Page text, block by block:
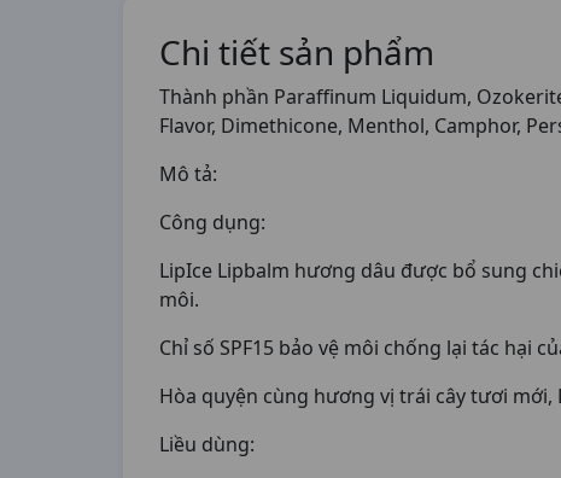
Chi tiết sản phẩm
Thành phần Paraffinum Liquidum,
Flavor, Dimethicone, Menthol, Camphor,
Mô tả:
Công dụng:
LipIce Lipbalm hương dâu được bổ sung
môi.
Chỉ số SPF15 bảo vệ môi chống lại tác hại
Hòa quyện cùng hương vị trái cây tươi
Liều dùng: